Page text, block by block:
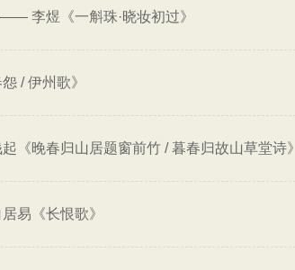
—— 李煜《一斛珠·晓妆初过》
/ 伊州歌》
《晚春归山居题窗前竹 / 暮春归故山草堂诗》
居易《长恨歌》